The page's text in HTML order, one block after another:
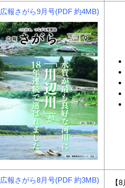
広報さがら9月号(PDF 約4MB)
広報さがら8月号(PDF 約3MB)
【